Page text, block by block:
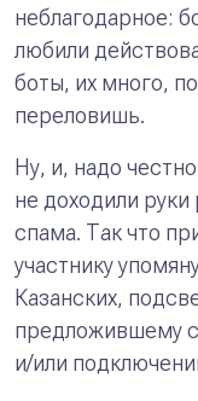
неблагодарное:
любили
боты, их много,
переловишь.
Ну, и, надо
не доходили
спама. Так что
участнику
Казанских,
предложившему
и/или